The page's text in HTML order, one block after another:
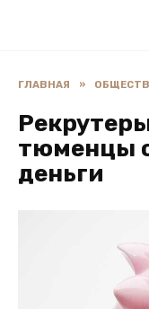
ГЛАВНАЯ »
тюменцы
деньги